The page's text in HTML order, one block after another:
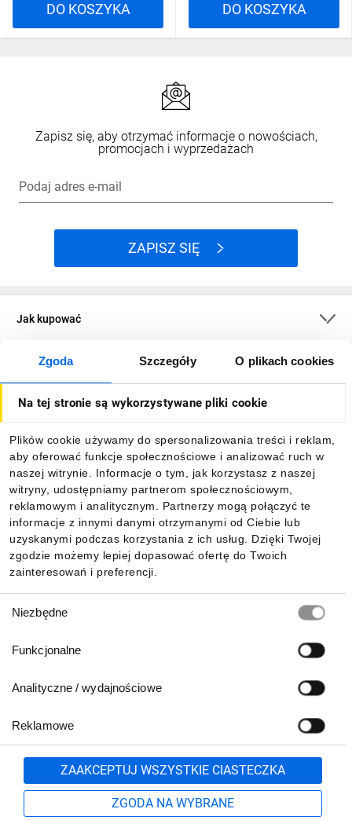
Zgoda Szczegóły O plikach cookies
Na tej stronie są wykorzystywane pliki cookie
Plików cookie używamy do spersonalizowania treści i reklam,
aby oferować funkcje społecznościowe i analizować ruch w
naszej witrynie. Informacje o tym, jak korzystasz z naszej
witryny, udostępniamy partnerom społecznościowym,
reklamowym i analitycznym. Partnerzy mogą połączyć te
informacje z innymi danymi otrzymanymi od Ciebie lub
uzyskanymi podczas korzystania z ich usług. Dzięki Twojej
zgodzie możemy lepiej dopasować ofertę do Twoich
zainteresowań i preferencji.
zgody
Niezbędne
Funkcjonalne
Analityczne / wydajnościowe
Reklamowe
ZAAKCEPTUJ WSZYSTKIE CIASTECZKA
ZGODA NA WYBRANE
DO KOSZYKA DO KOSZYKA
Zapisz się, aby otrzymać informacje o nowościach,
promocjach i wyprzedażach
Podaj adres e-mail
ZAPISZ SIĘ
Jak kupować
O firmie
Informacje
Pobierz naszą aplikację mobilną:
801 500 700 lub
71 37 61 600
Formularz kontaktowy